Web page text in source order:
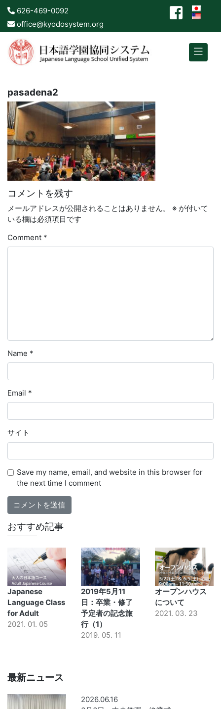
626-469-0092
office@kyodosystem.org
pasadena2
コメントを残す
メールアドレスが公開されることはありません。 ※ が付いて
いる欄は必須項目です
Comment *
Name *
Email *
サイト
Save my name, email, and website in this browser for
the next time I comment
おすすめ記事
Japanese
Language Class
for Adult
2021. 01. 05
2019年5月11
日：卒業・修了
予定者の記念旅
行（1）
2019. 05. 11
オープンハウス
について
2021. 03. 23
最新ニュース
2026.06.16